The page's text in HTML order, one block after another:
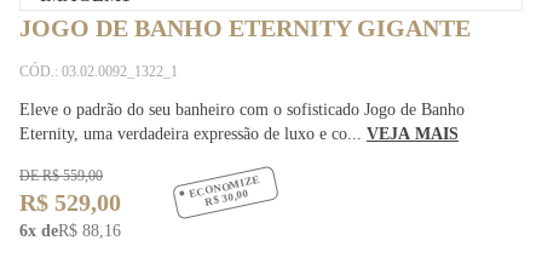
JOGO DE BANHO ETERNITY GIGANTE
CÓD.: 03.02.0092_1322_1
Eleve o padrão do seu banheiro com o sofisticado Jogo de Banho
Eternity, uma verdadeira expressão de luxo e co... VEJA MAIS
DE R$ 559,00
R$ 529,00
6x deR$ 88,16
ECONOMIZE
R$ 30,00